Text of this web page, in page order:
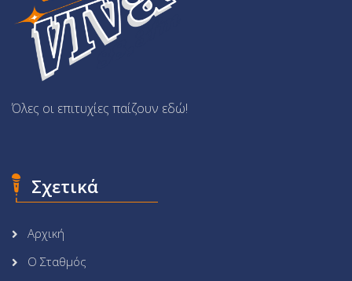
Όλες οι επιτυχίες παίζουν εδώ!
Σχετικά
Αρχική
Ο Σταθμός